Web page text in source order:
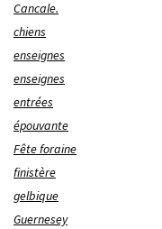
Cancale.
chiens
enseignes
enseignes
entrées
épouvante
Fête foraine
finistère
gelbique
Guernesey